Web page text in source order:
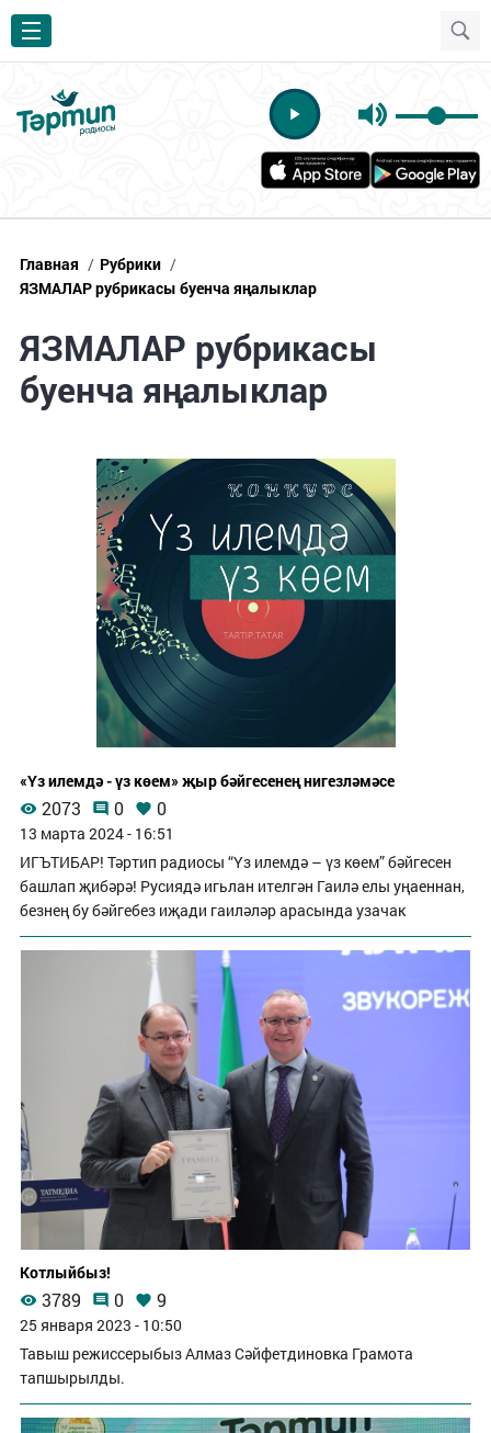
Главная / Рубрики /
ЯЗМАЛАР рубрикасы буенча яңалыклар
ЯЗМАЛАР рубрикасы
буенча яңалыклар
«Үз илемдә - үз көем» җыр бәйгесенең нигезләмәсе
2073 0 0
13 марта 2024 - 16:51
ИГЪТИБАР! Тәртип радиосы “Үз илемдә – үз көем” бәйгесен
башлап җибәрә! Русиядә игьлан ителгән Гаилә елы уңаеннан,
безнең бу бәйгебез иҗади гаиләләр арасында узачак
Котлыйбыз!
3789 0 9
25 января 2023 - 10:50
Тавыш режиссерыбыз Алмаз Сәйфетдиновка Грамота
тапшырылды.